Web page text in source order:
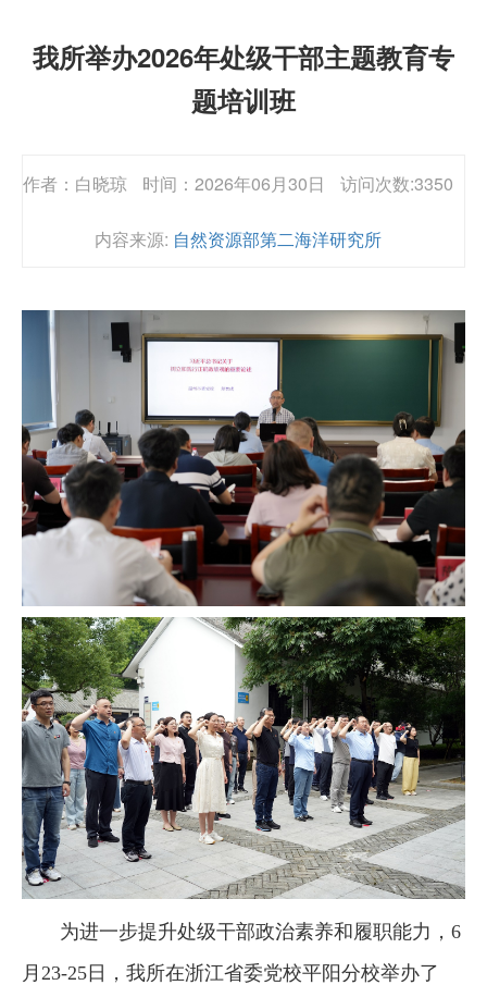
我所举办2026年处级干部主题教育专
题培训班
作者：白晓琼 时间：2026年06月30日 访问次数:3350
内容来源: 自然资源部第二海洋研究所
为进一步提升处级干部政治素养和履职能力，6
月23-25日，我所在浙江省委党校平阳分校举办了